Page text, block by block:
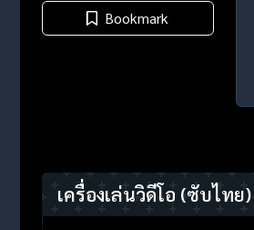
Bookmark
เครื่องเล่นวิดีโอ (ซับไทย)